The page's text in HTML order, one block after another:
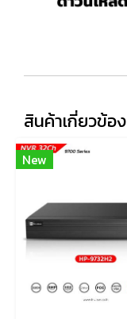
สินค้าเกี่ยวข้อง
New